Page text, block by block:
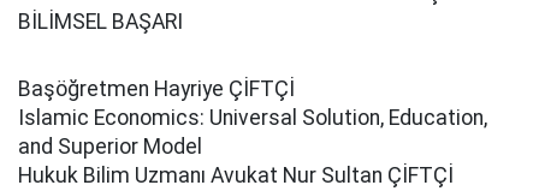
BİLİMSEL BAŞARI
Başöğretmen Hayriye ÇİFTÇİ
Islamic Economics: Universal Solution, Education,
and Superior Model
Hukuk Bilim Uzmanı Avukat Nur Sultan ÇİFTÇİ